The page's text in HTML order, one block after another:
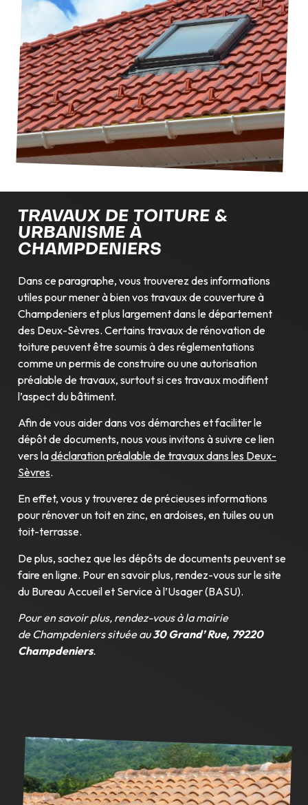
TRAVAUX DE TOITURE &
URBANISME À
CHAMPDENIERS
Dans ce paragraphe, vous trouverez des informations
utiles pour mener à bien vos travaux de couverture à
Champdeniers et plus largement dans le département
des Deux-Sèvres. Certains travaux de rénovation de
toiture peuvent être soumis à des réglementations
comme un permis de construire ou une autorisation
préalable de travaux, surtout si ces travaux modifient
l’aspect du bâtiment.
Afin de vous aider dans vos démarches et faciliter le
dépôt de documents, nous vous invitons à suivre ce lien
vers ladéclaration préalable de travaux dans les Deux-
Sèvres.
En effet, vous y trouverez de précieuses informations
pour rénover un toit en zinc, en ardoises, en tuiles ou un
toit-terrasse.
De plus, sachez que les dépôts de documents peuvent se
faire en ligne. Pour en savoir plus, rendez-vous sur le site
du Bureau Accueil et Service à l’Usager (BASU).
Pour en savoir plus, rendez-vous à la mairie
de Champdeniers située au30 Grand’ Rue, 79220
Champdeniers.